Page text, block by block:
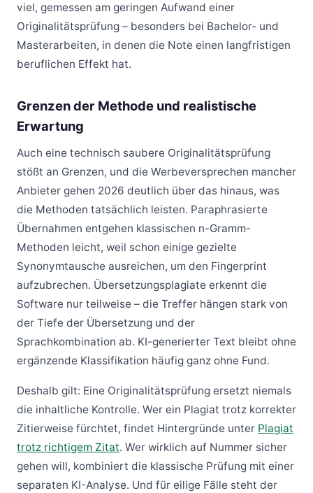
viel, gemessen am geringen Aufwand einer
Originalitätsprüfung – besonders bei Bachelor- und
Masterarbeiten, in denen die Note einen langfristigen
beruflichen Effekt hat.
Grenzen der Methode und realistische
Erwartung
Auch eine technisch saubere Originalitätsprüfung
stößt an Grenzen, und die Werbeversprechen mancher
Anbieter gehen 2026 deutlich über das hinaus, was
die Methoden tatsächlich leisten. Paraphrasierte
Übernahmen entgehen klassischen n-Gramm-
Methoden leicht, weil schon einige gezielte
Synonymtausche ausreichen, um den Fingerprint
aufzubrechen. Übersetzungsplagiate erkennt die
Software nur teilweise – die Treffer hängen stark von
der Tiefe der Übersetzung und der
Sprachkombination ab. KI-generierter Text bleibt ohne
ergänzende Klassifikation häufig ganz ohne Fund.
Deshalb gilt: Eine Originalitätsprüfung ersetzt niemals
die inhaltliche Kontrolle. Wer ein Plagiat trotz korrekter
Zitierweise fürchtet, findet Hintergründe unter Plagiat
trotz richtigem Zitat. Wer wirklich auf Nummer sicher
gehen will, kombiniert die klassische Prüfung mit einer
separaten KI-Analyse. Und für eilige Fälle steht der